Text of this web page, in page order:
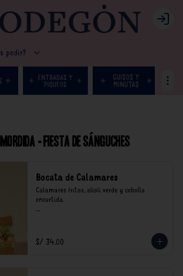
Login
pedir?
- Fiesta de Sánguches
Bocata de Calamares
Calamares fritos, alioli verde y cebolla
encurtida.
consumo.
S/ 34.00